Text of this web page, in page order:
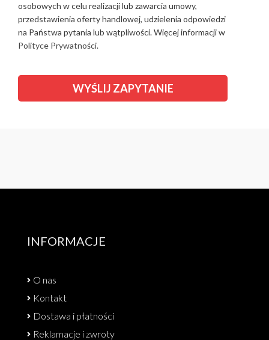
osobowych w celu realizacji lub zawarcia umowy,
przedstawienia oferty handlowej, udzielenia odpowiedzi
na Państwa pytania lub wątpliwości. Więcej informacji w
Polityce Prywatności.
INFORMACJE
O nas
Kontakt
Dostawa i płatności
Reklamacje i zwroty